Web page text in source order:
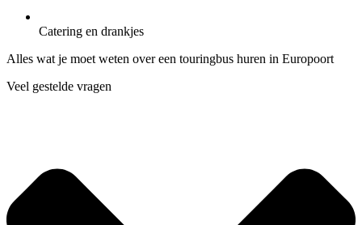
Catering en drankjes
Alles wat je moet weten over een touringbus huren in Europoort
Veel gestelde vragen